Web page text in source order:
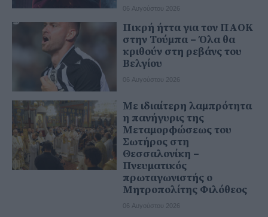
06 Αυγούστου 2026
Πικρή ήττα για τον ΠΑΟΚ
στην Τούμπα – Όλα θα
κριθούν στη ρεβάνς του
Βελγίου
06 Αυγούστου 2026
Με ιδιαίτερη λαμπρότητα
η πανήγυρις της
Μεταμορφώσεως του
Σωτήρος στη
Θεσσαλονίκη –
Πνευματικός
πρωταγωνιστής ο
Μητροπολίτης Φιλόθεος
06 Αυγούστου 2026